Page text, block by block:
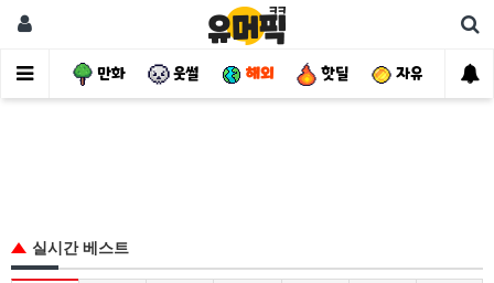
사건 만화 웃썰 해외 핫딜 자유
실시간 베스트